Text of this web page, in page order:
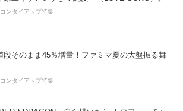
ンタイアップ特集
段そのまま45％増量！ファミマ夏の大盤振る舞
ンタイアップ特集